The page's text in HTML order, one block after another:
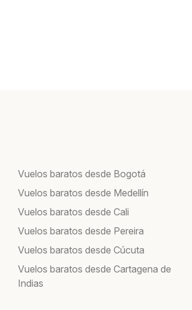
Vuelos baratos desde Bogotá
Vuelos baratos desde Medellín
Vuelos baratos desde Cali
Vuelos baratos desde Pereira
Vuelos baratos desde Cúcuta
Vuelos baratos desde Cartagena de
Indias